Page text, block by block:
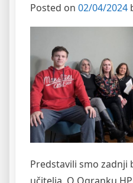
Posted on 02/04/2024
Predstavili smo zadnji